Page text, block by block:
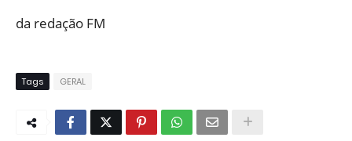
da redação FM
Tags GERAL